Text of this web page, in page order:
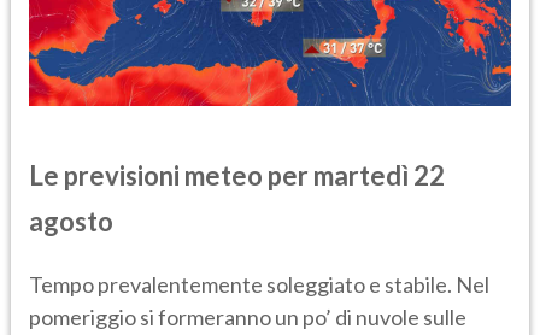
Le previsioni meteo permartedì 22
agosto
Tempo prevalentemente soleggiato e stabile. Nel
pomeriggio si formeranno un po’ di nuvole sulle